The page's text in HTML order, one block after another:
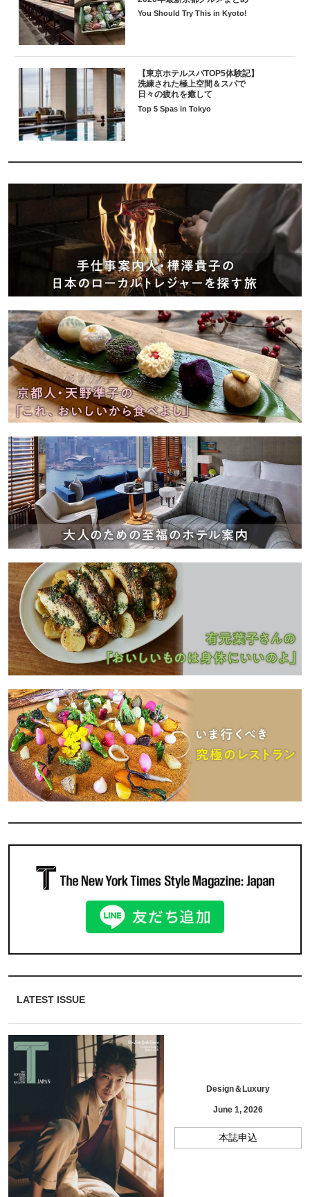
You Should Try This in Kyoto!
【東京ホテルスパTOP5体験記】
洗練された極上空間＆スパで
日々の疲れを癒して
Top 5 Spas in Tokyo
LATEST ISSUE
Design＆Luxury
June 1, 2026
本誌申込